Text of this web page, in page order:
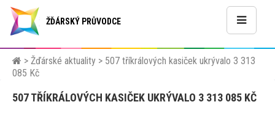
ŽĎÁRSKÝ PRŮVODCE
> Žďárské aktuality > 507 tříkrálových kasiček ukrývalo 3 313
085 Kč
507 TŘÍKRÁLOVÝCH KASIČEK UKRÝVALO 3 313 085 KČ